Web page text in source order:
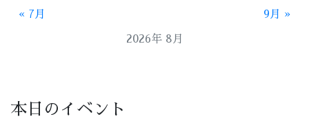
2026年 8月
« 7月 9月 »
本日のイベント